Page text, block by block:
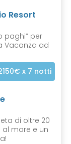
Resort
paghi” per
Vacanza ad
x 7 notti
di oltre 20
mare e un